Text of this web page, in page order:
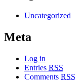
Uncategorized
Meta
Log in
Entries RSS
Comments RSS